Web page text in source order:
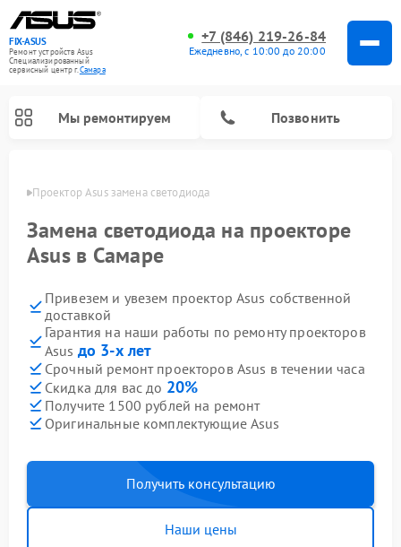
FIX-ASUS
Ремонт устройств Asus
Специализированный
cервисный центр г.Самара
+7 (846) 219-26-84
Ежедневно, с 10:00 до 20:00
Мы ремонтируем Позвонить
Проектор Asus замена светодиода
Замена светодиода на проекторе
Asus в Самаре
Привезем и увезем проектор Asus собственной
доставкой
Гарантия на наши работы по ремонту проекторов
Asus до 3-х лет
Срочный ремонт проекторов Asus в течении часа
Скидка для вас до 20%
Получите 1500 рублей на ремонт
Оригинальные комплектующие Asus
Получить консультацию
Наши цены